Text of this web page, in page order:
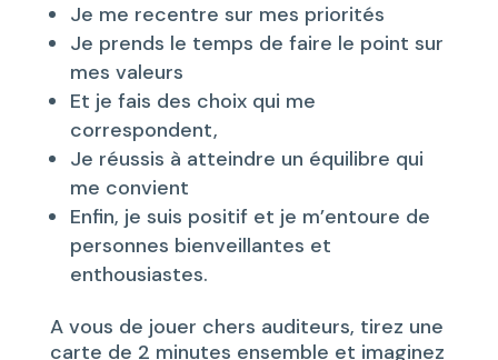
Je me recentre sur mes priorités
Je prends le temps de faire le point sur
mes valeurs
Et je fais des choix qui me
correspondent,
Je réussis à atteindre un équilibre qui
me convient
Enfin, je suis positif et je m’entoure de
personnes bienveillantes et
enthousiastes.
A vous de jouer chers auditeurs, tirez une
carte de 2 minutes ensemble et imaginez